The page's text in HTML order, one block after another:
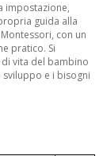
impostazione,
guida alla
con un
pratico. Si
vita del bambino
e i bisogni